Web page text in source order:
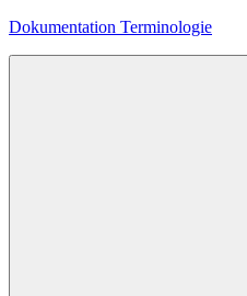
Zum
Dokumentation Terminologie